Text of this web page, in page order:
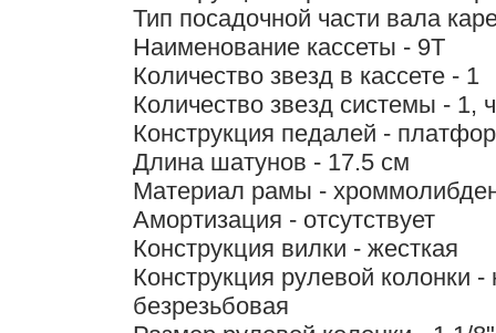
Тип посадочной части вала
Наименование кассеты - 9T
Количество звезд в кассете - 1
Количество звезд системы - 1,
Конструкция педалей -
Длина шатунов - 17.5 см
Материал рамы -
Амортизация - отсутствует
Конструкция вилки - жесткая
Конструкция рулевой колонки -
безрезьбовая